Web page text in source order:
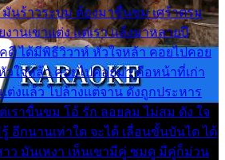
มันร้าวระบม ต้องมาขื่นขม เศร้าตรม
านเขาแต่ง แต่เรา แล้งมาหลายปี
ดี ได้มีพิธีวิวาห์ หัวใจหล้า คอยไปคอย
วใจหล้า คอยไปคอยมา คือหน้าที่เก่า
ต่งแล้ว ไปล้างแต่จาน ดั่งถูกประหาร
เราขื่นขม โอ้ รัก ลอยลม ไม่สม ดัง ใจ
อีกนานเท่าใด จะได้ เลื่อนขั้นบันได ได้
าว มันเหงา เห็นเขามีคู่ ซมดู มีคู่ก็ม่วน